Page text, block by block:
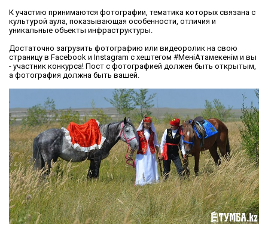
К участию принимаются фотографии, тематика которых связана с
культурой аула, показывающая особенности, отличия и
уникальные объекты инфраструктуры.
Достаточно загрузить фотографию или видеоролик на свою
страницу в Facebook и Instagram с хештегом #МеніңАтамекенім и вы
- участник конкурса! Пост с фотографией должен быть открытым,
а фотография должна быть вашей.